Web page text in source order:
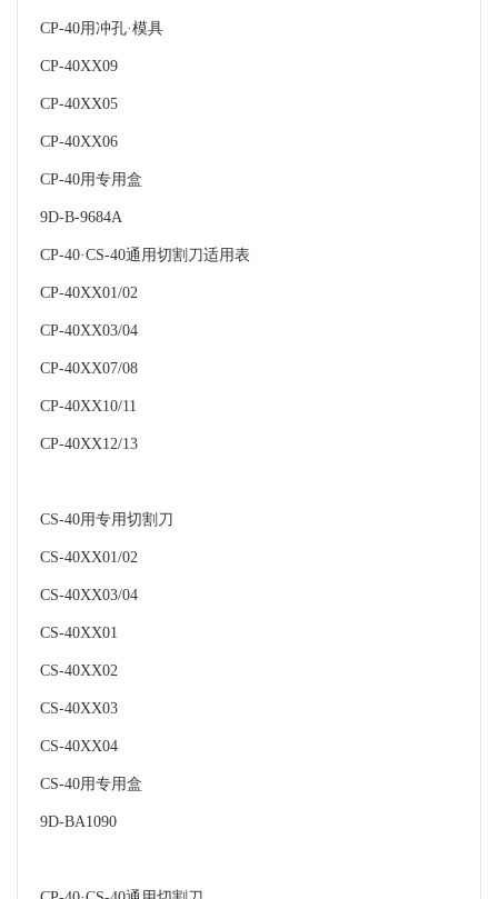
CP-40用冲孔·模具
CP-40XX09
CP-40XX05
CP-40XX06
CP-40用专用盒
9D-B-9684A
CP-40·CS-40通用切割刀适用表
CP-40XX01/02
CP-40XX03/04
CP-40XX07/08
CP-40XX10/11
CP-40XX12/13
CS-40用专用切割刀
CS-40XX01/02
CS-40XX03/04
CS-40XX01
CS-40XX02
CS-40XX03
CS-40XX04
CS-40用专用盒
9D-BA1090